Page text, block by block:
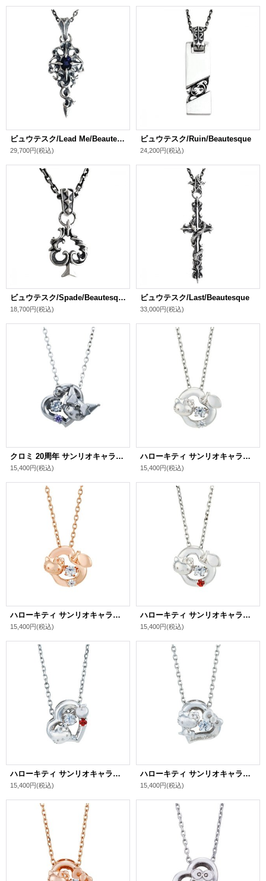
ビュウテスク/Lead Me/Beautesque
29,700円(税込)
ビュウテスク/Ruin/Beautesque
24,200円(税込)
ビュウテスク/Spade/Beautesque
18,700円(税込)
ビュウテスク/Last/Beautesque
33,000円(税込)
クロミ 20周年 サンリオキャラクターズ ダンシングストーン ネックレス シルバー SAKU20-N001BK
15,400円(税込)
ハローキティ サンリオキャラクターズ ダンシングストーン ネックレス シルバー SAKT-N006RD
15,400円(税込)
ハローキティ サンリオキャラクターズ ダンシングストーン ネックレス シルバー SAKT-N006PG
15,400円(税込)
ハローキティ サンリオキャラクターズ ダンシングストーン ネックレス シルバー SAKT-N006LM
15,400円(税込)
ハローキティ サンリオキャラクターズ ダンシングストーン ネックレス シルバー SAKT-N005LM
15,400円(税込)
ハローキティ サンリオキャラクターズ ダンシングストーン ネックレス シルバー SAKT-N004RD
15,400円(税込)